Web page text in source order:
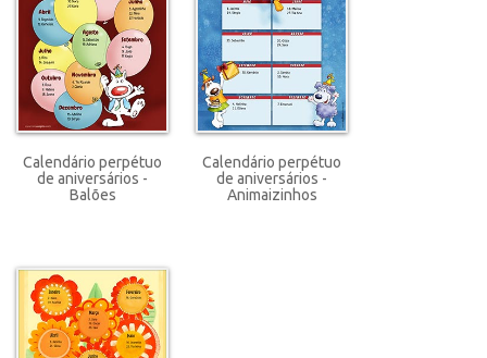
Calendário perpétuo
de aniversários -
Balões
Calendário perpétuo
de aniversários -
Animaizinhos